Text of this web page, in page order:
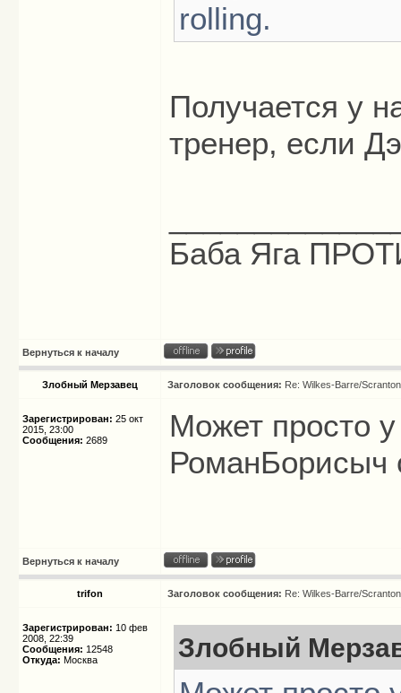
rolling.
Получается у
тренер, если
Баба Яга
Вернуться к началу
Злобный Мерзавец Заголовок сообщения: Re: Wilkes-Barre/
Зарегистрирован: 25 окт
2015, 23:00
Сообщения: 2689
Может просто
РоманБорисыч
Вернуться к началу
trifon Заголовок сообщения: Re: Wilkes-Barre/
Зарегистрирован: 10 фев
2008, 22:39
Сообщения: 12548
Откуда: Москва Злобный